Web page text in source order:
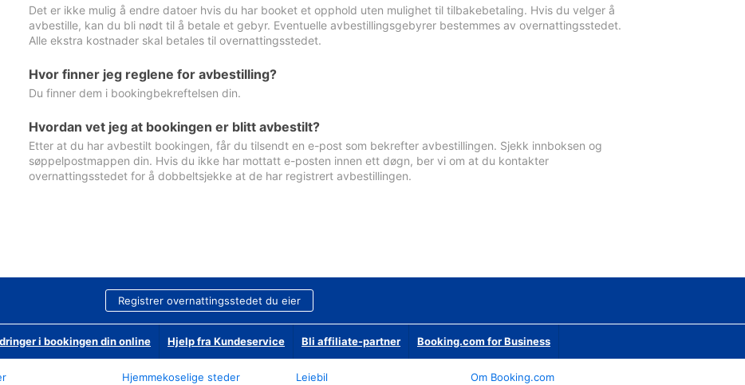
Det er ikke mulig å endre datoer hvis du har booket et opphold uten mulighet til tilbakebetaling. Hvis du velger å
avbestille, kan du bli nødt til å betale et gebyr. Eventuelle avbestillingsgebyrer bestemmes av overnattingsstedet.
Alle ekstra kostnader skal betales til overnattingsstedet.
Hvor finner jeg reglene for avbestilling?
Du finner dem i bookingbekreftelsen din.
Hvordan vet jeg at bookingen er blitt avbestilt?
Etter at du har avbestilt bookingen, får du tilsendt en e-post som bekrefter avbestillingen. Sjekk innboksen og
søppelpostmappen din. Hvis du ikke har mottatt e-posten innen ett døgn, ber vi om at du kontakter
overnattingsstedet for å dobbeltsjekke at de har registrert avbestillingen.
Registrer overnattingsstedet du eier
i bookingen din online Hjelp fra Kundeservice Bli affiliate-partner Booking.com for Business
Hjemmekoselige steder
Leiebil
Om Booking.com